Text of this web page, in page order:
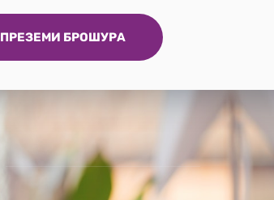
ПРЕЗЕМИ БРОШУРА